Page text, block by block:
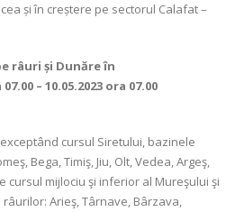
și în creștere pe sectorul Calafat –
râuri și Dunăre în
– 10.05.2023 ora 07.00
cursul Siretului, bazinele
Bega, Timiş, Jiu, Olt, Vedea, Argeş,
cursul mijlociu şi inferior al Mureşului şi
Arieş, Târnave, Bârzava,